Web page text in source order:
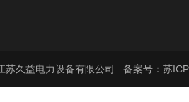
苏久益电力设备有限公司 备案号：苏